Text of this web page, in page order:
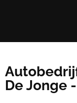
De Jonge